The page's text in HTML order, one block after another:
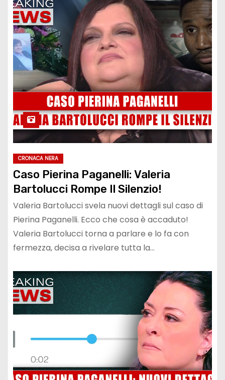
CRONACA NERA
Caso Pierina Paganelli: Valeria
Bartolucci Rompe Il Silenzio!
Valeria Bartolucci svela nuovi dettagli sul caso di
Pierina Paganelli. Ecco che cosa è accaduto!
Valeria Bartolucci torna a parlare e lo fa con
fermezza, decisa a rivelare tutta la…